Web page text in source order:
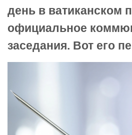
день в ватиканском
официальное
заседания. Вот его